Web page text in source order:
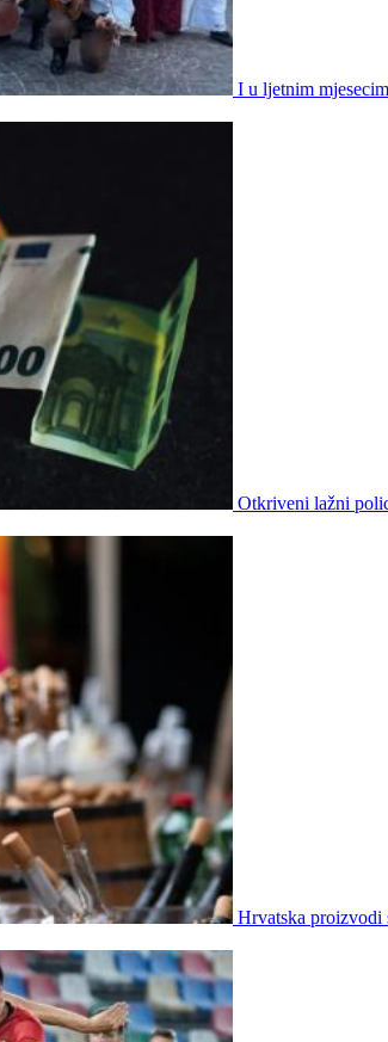
I u ljetnim
Otkriveni lažni
Hrvatska proizvodi